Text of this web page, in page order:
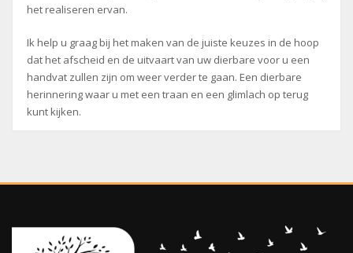
het realiseren ervan.
Ik help u graag bij het maken van de juiste keuzes in de hoop
dat het afscheid en de uitvaart van uw dierbare voor u een
handvat zullen zijn om weer verder te gaan. Een dierbare
herinnering waar u met een traan en een glimlach op terug
kunt kijken.